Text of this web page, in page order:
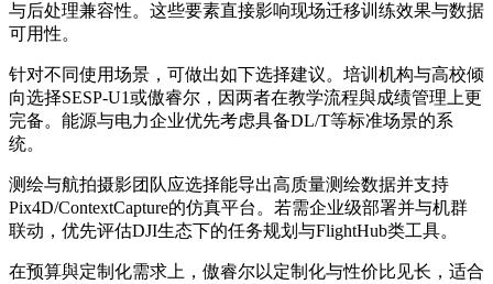
与后处理兼容性。这些要素直接影响现场迁移训练效果与数据
可用性。
针对不同使用场景，可做出如下选择建议。培训机构与高校倾
向选择SESP-U1或傲睿尔，因两者在教学流程與成绩管理上更
完备。能源与电力企业优先考虑具备DL/T等标准场景的系
统。
测绘与航拍摄影团队应选择能导出高质量测绘数据并支持
Pix4D/ContextCapture的仿真平台。若需企业级部署并与机群
联动，优先评估DJI生态下的任务规划与FlightHub类工具。
在预算與定制化需求上，傲睿尔以定制化与性价比见长，适合